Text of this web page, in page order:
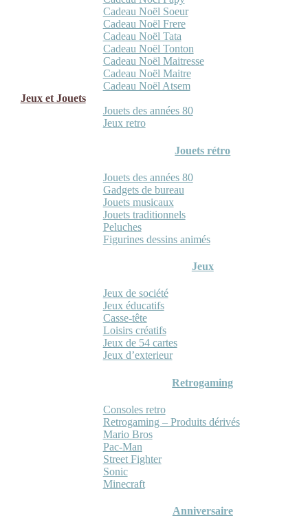
Cadeau Noël Soeur
Cadeau Noël Frere
Cadeau Noël Tata
Cadeau Noël Tonton
Cadeau Noël Maitresse
Cadeau Noël Maitre
Cadeau Noël Atsem
Jeux et Jouets
Jouets des années 80
Jeux retro
Jouets rétro
Jouets des années 80
Gadgets de bureau
Jouets musicaux
Jouets traditionnels
Peluches
Figurines dessins animés
Jeux
Jeux de société
Jeux éducatifs
Casse-tête
Loisirs créatifs
Jeux de 54 cartes
Jeux d’exterieur
Retrogaming
Consoles retro
Retrogaming – Produits dérivés
Mario Bros
Pac-Man
Street Fighter
Sonic
Minecraft
Anniversaire